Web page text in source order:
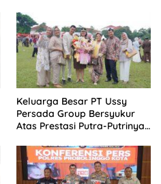
Keluarga Besar PT Ussy
Persada Group Bersyukur
Atas Prestasi Putra-Putrinya,
Bangsa Dan Negara